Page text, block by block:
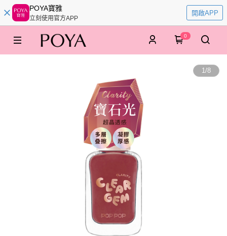
POYA寶雅
立刻使用官方APP
開啟APP
0
1/8